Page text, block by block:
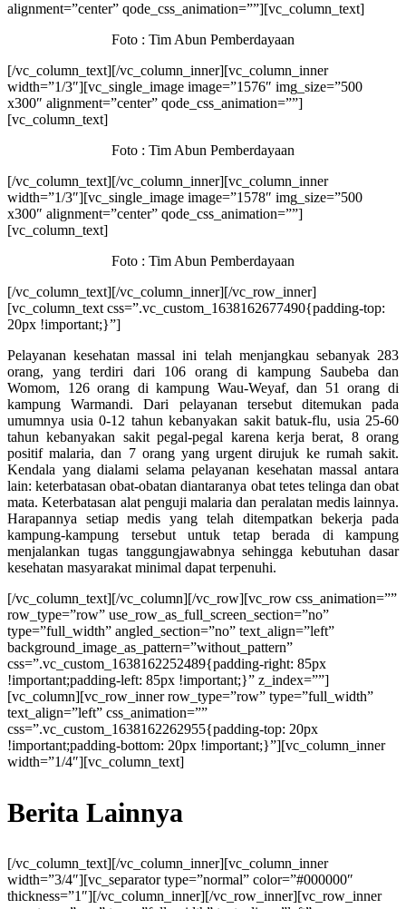
alignment=”center” qode_css_animation=””][vc_column_text]
Foto : Tim Abun Pemberdayaan
[/vc_column_text][/vc_column_inner][vc_column_inner
width=”1/3″][vc_single_image image=”1576″ img_size=”500
x300″ alignment=”center” qode_css_animation=””]
[vc_column_text]
Foto : Tim Abun Pemberdayaan
[/vc_column_text][/vc_column_inner][vc_column_inner
width=”1/3″][vc_single_image image=”1578″ img_size=”500
x300″ alignment=”center” qode_css_animation=””]
[vc_column_text]
Foto : Tim Abun Pemberdayaan
[/vc_column_text][/vc_column_inner][/vc_row_inner]
[vc_column_text css=”.vc_custom_1638162677490{padding-top:
20px !important;}”]
Pelayanan kesehatan massal ini telah menjangkau sebanyak 283
orang, yang terdiri dari 106 orang di kampung Saubeba dan
Womom, 126 orang di kampung Wau-Weyaf, dan 51 orang di
kampung Warmandi. Dari pelayanan tersebut ditemukan pada
umumnya usia 0-12 tahun kebanyakan sakit batuk-flu, usia 25-60
tahun kebanyakan sakit pegal-pegal karena kerja berat, 8 orang
positif malaria, dan 7 orang yang urgent dirujuk ke rumah sakit.
Kendala yang dialami selama pelayanan kesehatan massal antara
lain: keterbatasan obat-obatan diantaranya obat tetes telinga dan obat
mata. Keterbatasan alat penguji malaria dan peralatan medis lainnya.
Harapannya setiap medis yang telah ditempatkan bekerja pada
kampung-kampung tersebut untuk tetap berada di kampung
menjalankan tugas tanggungjawabnya sehingga kebutuhan dasar
kesehatan masyarakat minimal dapat terpenuhi.
[/vc_column_text][/vc_column][/vc_row][vc_row css_animation=””
row_type=”row” use_row_as_full_screen_section=”no”
type=”full_width” angled_section=”no” text_align=”left”
background_image_as_pattern=”without_pattern”
css=”.vc_custom_1638162252489{padding-right: 85px
!important;padding-left: 85px !important;}” z_index=””]
[vc_column][vc_row_inner row_type=”row” type=”full_width”
text_align=”left” css_animation=””
css=”.vc_custom_1638162262955{padding-top: 20px
!important;padding-bottom: 20px !important;}”][vc_column_inner
width=”1/4″][vc_column_text]
Berita Lainnya
[/vc_column_text][/vc_column_inner][vc_column_inner
width=”3/4″][vc_separator type=”normal” color=”#000000″
thickness=”1″][/vc_column_inner][/vc_row_inner][vc_row_inner